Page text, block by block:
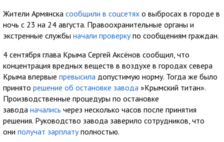
Жители Армянска сообщили в соцсетях о выбросах в городе в
ночь с 23 на 24 августа. Правоохранительные органы и
экстренные службы начали проверкупо сообщениям граждан.
4 сентября глава Крыма Сергей Аксёнов сообщил, что
концентрация вредных веществ в воздухе в городах севера
Крыма впервые превысила допустимую норму. Тогда же было
принято решение об остановке завода »Крымский титан».
Производственные процедуры по остановке
завода начались через несколько часов после принятия
решения. Руководство завода заверило сотрудников, что
они получат зарплатуполностью.